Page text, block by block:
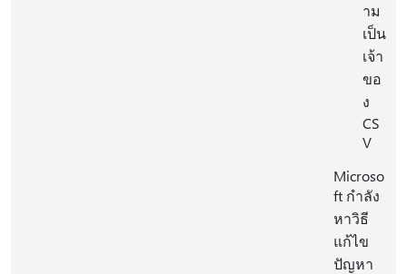
าม
เป็น
เจ้า
ขอ
ง
CS
V
Microso
ft กำลัง
หาวิธี
แก้ไข
ปัญหา